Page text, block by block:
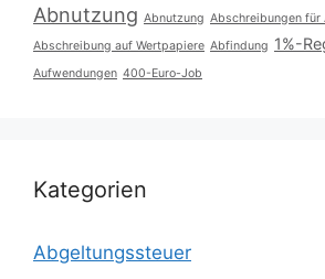
Abnutzung Abnutzung Abschreibungen für
Abschreibung auf Wertpapiere Abfindung 1%-
Aufwendungen 400-Euro-Job
Kategorien
Abgeltungssteuer